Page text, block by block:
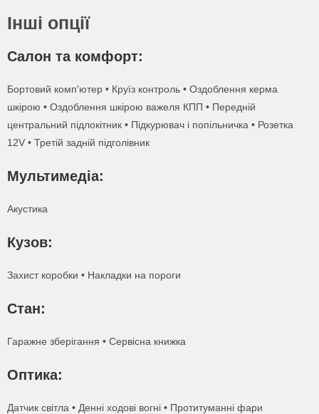
Інші опції
Салон та комфорт:
Бортовий комп'ютер • Круїз контроль • Оздоблення керма
шкірою • Оздоблення шкірою важеля КПП • Передній
центральний підлокітник • Підкурювач і попільничка • Розетка
12V • Третій задній підголівник
Мультимедіа:
Акустика
Кузов:
Захист коробки • Накладки на пороги
Стан:
Гаражне зберігання • Сервісна книжка
Оптика:
Датчик світла • Денні ходові вогні • Протитуманні фари
Ваш телефон
Даю согласие на обработку персональных данных
Даю согласие на обработку персональных данных
Ваш телефон
Даю согласие на обработку персональных данных
Даю согласие на обработку персональных данных